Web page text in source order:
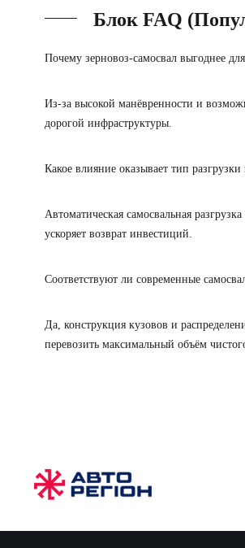
Блок FAQ
Почему зерновоз‑самосвал выгоднее
Из-за высокой манёвренности и
дорогой инфраструктуры.
Какое влияние оказывает тип
Автоматическая самосвальная
ускоряет возврат инвестиций.
Соответствуют ли современные
Да, конструкция кузовов и
перевозить максимальный объём